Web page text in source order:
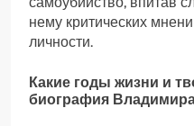
нему критических
личности.
Какие годы жизни и
биография